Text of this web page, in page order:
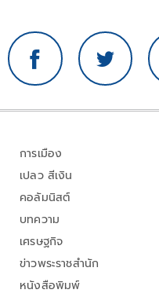
การเมือง
เปลว สีเงิน
คอลัมนิสต์
บทความ
เศรษฐกิจ
ข่าวพระราชสำนัก
หนังสือพิมพ์